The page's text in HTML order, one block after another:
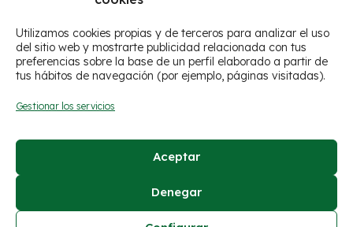
Utilizamos cookies propias y de terceros para analizar el uso
del sitio web y mostrarte publicidad relacionada con tus
preferencias sobre la base de un perfil elaborado a partir de
tus hábitos de navegación (por ejemplo, páginas visitadas).
Gestionar los servicios
Aceptar
Denegar
© Ayuntamiento de Figueroles
Avís legal